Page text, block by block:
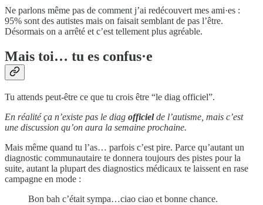
Ne parlons même pas de comment j’ai redécouvert mes ami·es :
95% sont des autistes mais on faisait semblant de pas l’être.
Désormais on a arrêté et c’est tellement plus agréable.
Mais toi… tu es confus·e
Tu attends peut-être ce que tu crois être “le diag officiel”.
En réalité ça n’existe pas le diag officielde l’autisme, mais c’est
une discussion qu’on aura la semaine prochaine.
Mais même quand tu l’as… parfois c’est pire. Parce qu’autant un
diagnostic communautaire te donnera toujours des pistes pour la
suite, autant la plupart des diagnostics médicaux te laissent en rase
campagne en mode :
Bon bah c’était sympa…ciao ciao et bonne chance.